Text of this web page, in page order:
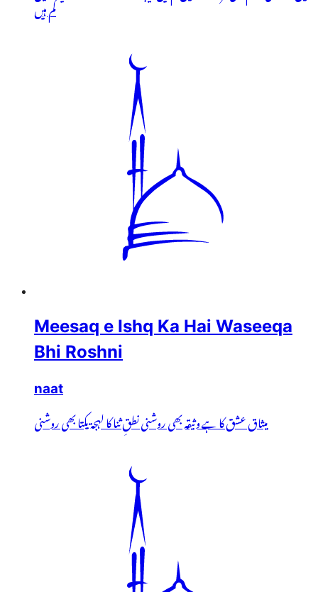
گم ہیں
Meesaq e Ishq Ka Hai Waseeqa
Bhi Roshni
naat
میثاق عشق کا ہے وثیقہ بھی روشنی نطقِ ثنا کا لہجۃ یکتا بھی روشنی